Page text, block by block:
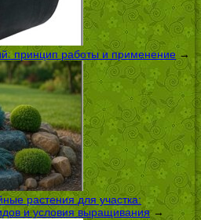
принцип работы и применение →
растения для участка:
и условия выращивания→